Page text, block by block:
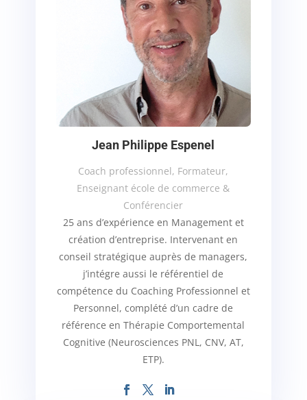
Jean Philippe Espenel
Coach professionnel, Formateur,
Enseignant école de commerce &
Conférencier
25 ans d’expérience en Management et
création d’entreprise. Intervenant en
conseil stratégique auprès de managers,
j’intégre aussi le référentiel de
compétence du Coaching Professionnel et
Personnel, complété d’un cadre de
référence en Thérapie Comportemental
Cognitive (Neurosciences PNL, CNV, AT,
ETP).